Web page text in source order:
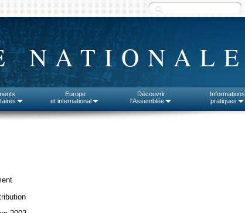
NATIONALE
Europe
et international
Découvrir
l'Assemblée
Informations
pratiques